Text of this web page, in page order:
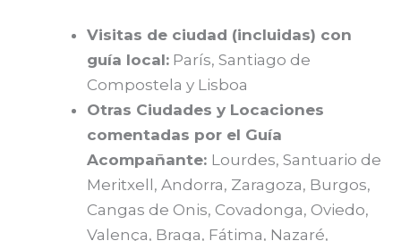
Visitas de ciudad (incluidas) con
guía local:París, Santiago de
Compostela y Lisboa
Otras Ciudades y Locaciones
comentadas por el Guía
Acompañante: Lourdes, Santuario de
Meritxell, Andorra, Zaragoza, Burgos,
Cangas de Onis, Covadonga, Oviedo,
Valença, Braga, Fátima, Nazaré,